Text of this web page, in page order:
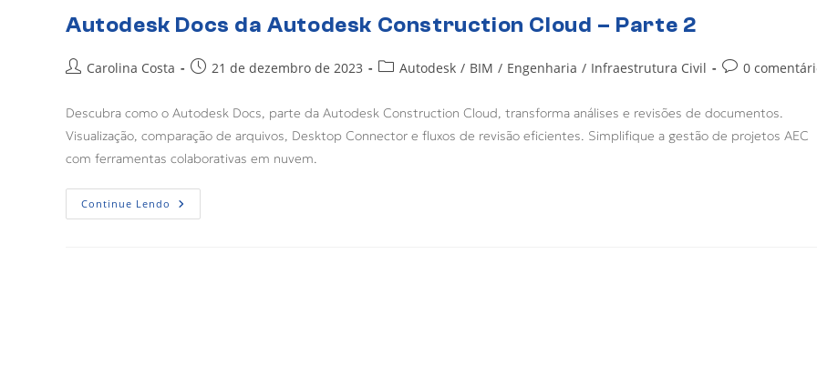
Autodesk Docs da Autodesk Construction Cloud – Parte 2
Carolina Costa 21 de dezembro de 2023 Autodesk / BIM / Engenharia / Infraestrutura Civil 0
Descubra como o Autodesk Docs, parte da Autodesk Construction Cloud, transforma análises e revisões de documentos.
Visualização, comparação de arquivos, Desktop Connector e fluxos de revisão eficientes. Simplifique a gestão de projetos AEC
com ferramentas colaborativas em nuvem.
Continue Lendo